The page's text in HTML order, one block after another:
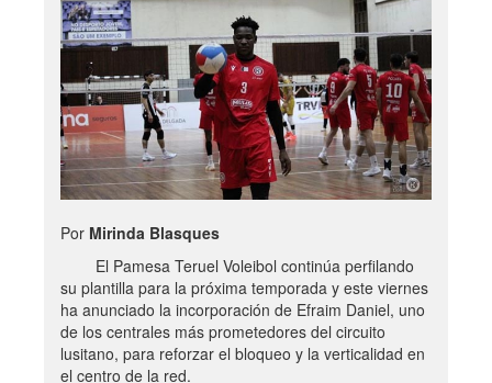
Por Mirinda Blasques
El Pamesa Teruel Voleibol continúa perfilando
su plantilla para la próxima temporada y este viernes
ha anunciado la incorporación de Efraim Daniel, uno
de los centrales más prometedores del circuito
lusitano, para reforzar el bloqueo y la verticalidad en
el centro de la red.